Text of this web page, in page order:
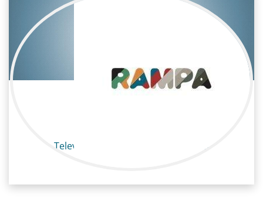
Televisión / Maquillaje y peluquería